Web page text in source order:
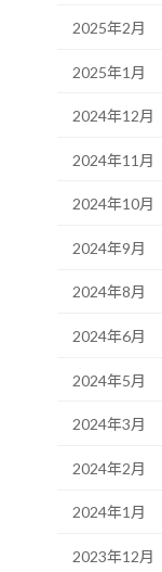
2025年2月
2025年1月
2024年12月
2024年11月
2024年10月
2024年9月
2024年8月
2024年6月
2024年5月
2024年3月
2024年2月
2024年1月
2023年12月